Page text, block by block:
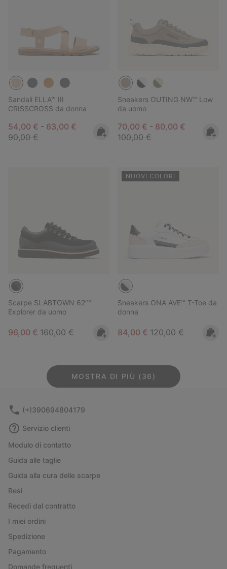
Sandali ELLA™ III
CRISSCROSS da donna
Minimum sale price:
54,00 € - Maximum sale price:
63,00 € Regular price:
90,00 €
Sneakers OUTING NW™ Low
da uomo
Minimum sale price:
70,00 € - Maximum sale
80,00 € Regular
100,00 €
Scarpe SLABTOWN 62’™
Explorer da uomo
Sale price:
96,00 € Regular price:
160,00 €
NUOVI COLORI
Sneakers ONA AVE™ T-Toe da
donna
Sale price:
84,00 € Regular price:
120,00 €
MOSTRA DI PIÙ (36)
(+)390694804179
Servizio clienti
Modulo di contatto
Guida alle taglie
Guida alla cura delle scarpe
Resi
Recedi dal contratto
I miei ordini
Spedizione
Pagamento
Domande frequenti